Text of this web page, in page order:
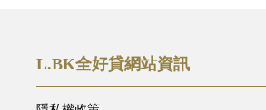
L.BK全好貸網站資訊